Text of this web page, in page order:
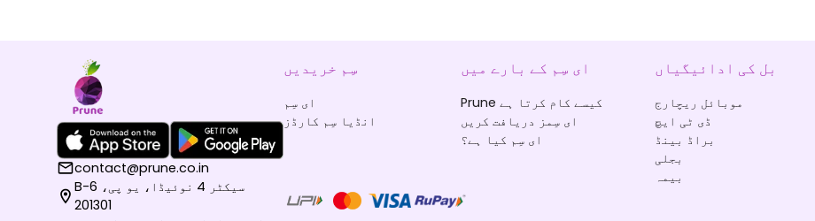
contact@prune.co.in
B-6 سیکٹر 4 نوئیڈا، یو پی،
201301
سِم خریدیں
ای سِم
انڈیا سِم کارڈز
ای سِم کے بارے میں
Prune کیسے کام کرتا ہے
ای سِمز دریافت کریں
ای سِم کیا ہے؟
بل کی ادائیگیاں
موبائل ریچارج
ڈی ٹی ایچ
براڈ بینڈ
بجلی
بیمہ